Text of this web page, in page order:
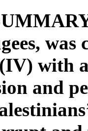
was
with
and